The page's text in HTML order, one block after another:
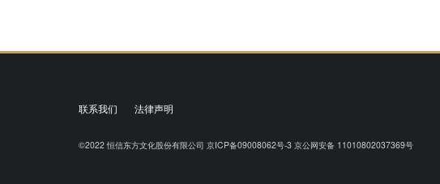
联系我们 法律声明
©2022恒信东方文化股份有限公司 京ICP备09008062号-3 京公网安备 11010802037369号